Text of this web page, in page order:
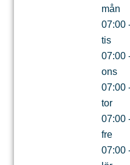
mån
07:00
tis
07:00
ons
07:00
tor
07:00
fre
07:00